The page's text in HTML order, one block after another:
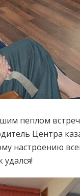
пеплом
Центра
настроению